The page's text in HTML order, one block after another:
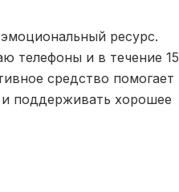
ресурс.
телефоны и в течение 15
средство помогает
и поддерживать хорошее